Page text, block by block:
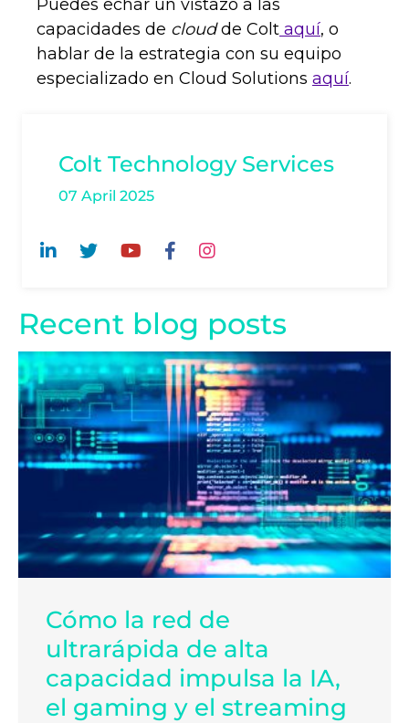
Puedes echar un vistazo a las
capacidades de cloudde Colt aquí, o
hablar de la estrategia con su equipo
especializado en Cloud Solutions aquí.
Colt Technology Services
07 April 2025
Recent blog posts
Cómo la red de
ultrarápida de alta
capacidad impulsa la IA,
el gaming y el streaming